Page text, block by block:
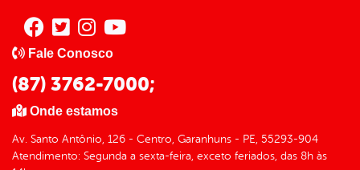
Fale Conosco
(87) 3762-7000;
Onde estamos
Av. Santo Antônio, 126 - Centro, Garanhuns - PE, 55293-904
Atendimento: Segunda a sexta-feira, exceto feriados, das 8h às